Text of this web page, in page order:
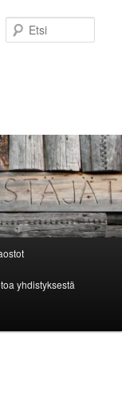
yhdistyksestä